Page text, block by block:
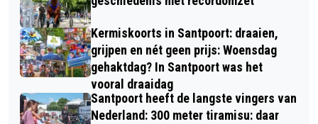
Kermiskoorts in Santpoort: draaien,
grijpen en nét geen prijs: Woensdag
gehaktdag? In Santpoort was het
vooral draaidag
Santpoort heeft de langste vingers van
Nederland: 300 meter tiramisu: daar